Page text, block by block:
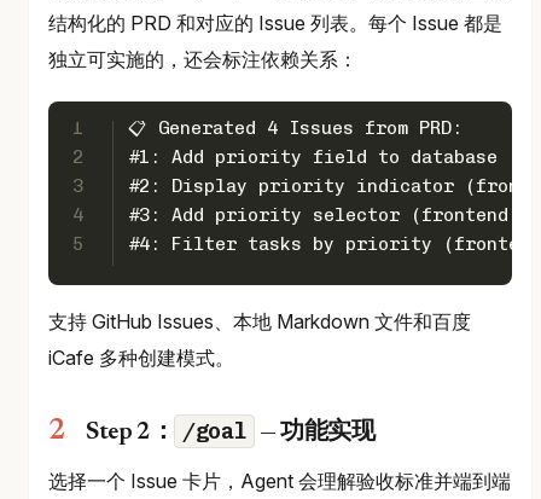
结构化的 PRD 和对应的 Issue 列表。每个 Issue 都是
独立可实施的，还会标注依赖关系：
1
2
3
4
5
📋 Generated 4 Issues from PRD:
#1: Add priority field to database
#2: Display priority indicator
#3: Add priority selector (frontend,
#4: Filter tasks by priority (frontend,
支持 GitHub Issues、本地 Markdown 文件和百度
iCafe 多种创建模式。
Step 2： /goal — 功能实现
选择一个 Issue 卡片，Agent 会理解验收标准并端到端